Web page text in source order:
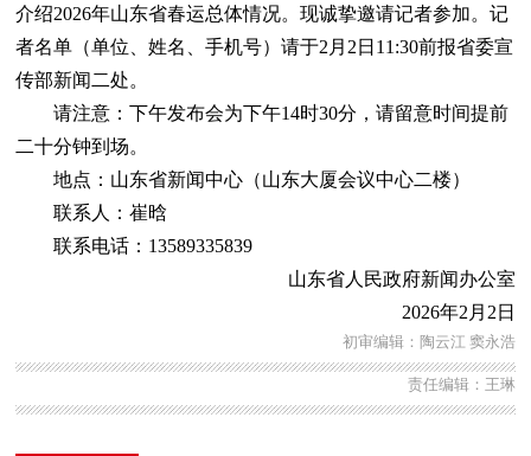
介绍2026年山东省春运总体情况。现诚挚邀请记者参加。记
者名单（单位、姓名、手机号）请于2月2日11:30前报省委宣
传部新闻二处。
请注意：下午发布会为下午14时30分，请留意时间提前
二十分钟到场。
地点：山东省新闻中心（山东大厦会议中心二楼）
联系人：崔晗
联系电话：13589335839
山东省人民政府新闻办公室
2026年2月2日
初审编辑：陶云江 窦永浩
责任编辑：王琳